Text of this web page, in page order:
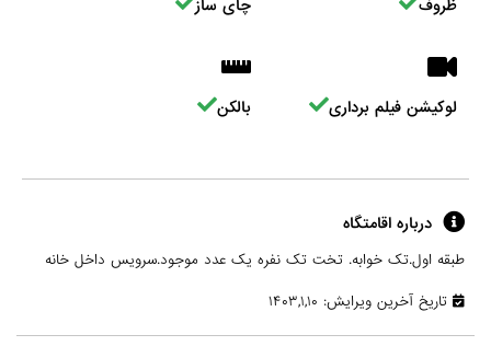
ظروف چای ساز
لوکیشن فیلم برداری بالکن
درباره اقامتگاه
طبقه اول.تک خوابه. تخت تک نفره یک عدد موجود.سرویس داخل خانه
تاریخ آخرین ویرایش: ۱۴۰۳,۱,۱۰